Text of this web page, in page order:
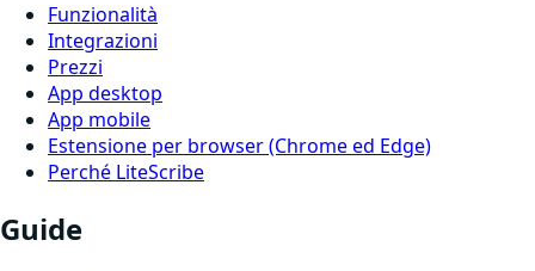
Funzionalità
Integrazioni
Prezzi
App desktop
App mobile
Estensione per browser (Chrome ed Edge)
Perché LiteScribe
Guide